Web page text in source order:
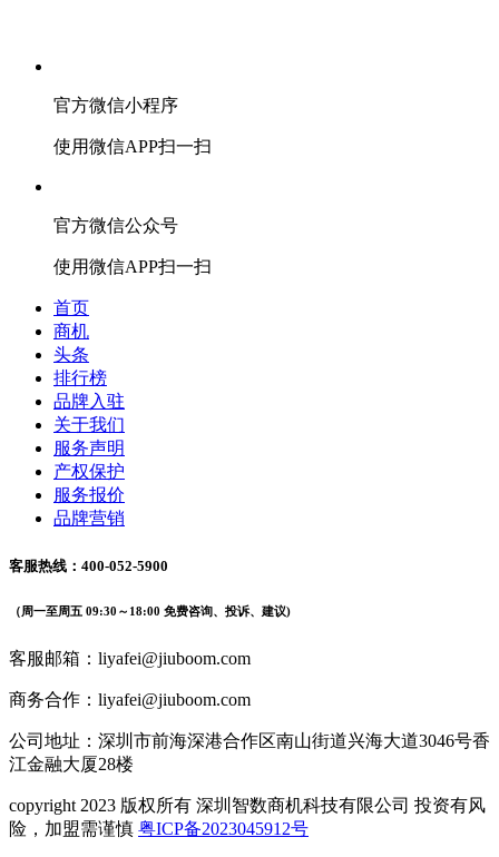
官方微信小程序
使用微信APP扫一扫
官方微信公众号
使用微信APP扫一扫
首页
商机
头条
排行榜
品牌入驻
关于我们
服务声明
产权保护
服务报价
品牌营销
客服热线：400-052-5900
（周一至周五 09:30～18:00 免费咨询、投诉、建议)
客服邮箱：liyafei@jiuboom.com
商务合作：liyafei@jiuboom.com
公司地址：深圳市前海深港合作区南山街道兴海大道3046号香
江金融大厦28楼
copyright 2023 版权所有 深圳智数商机科技有限公司 投资有风
险，加盟需谨慎 粤ICP备2023045912号